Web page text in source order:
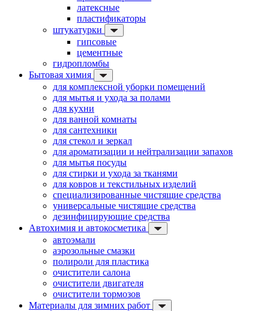
латексные
пластификаторы
штукатурки
гипсовые
цементные
гидропломбы
Бытовая химия
для комплексной уборки помещений
для мытья и ухода за полами
для кухни
для ванной комнаты
для сантехники
для стекол и зеркал
для ароматизации и нейтрализации запахов
для мытья посуды
для стирки и ухода за тканями
для ковров и текстильных изделий
специализированные чистящие средства
универсальные чистящие средства
дезинфицирующие средства
Автохимия и автокосметика
автоэмали
аэрозольные смазки
полироли для пластика
очистители салона
очистители двигателя
очистители тормозов
Материалы для зимних работ